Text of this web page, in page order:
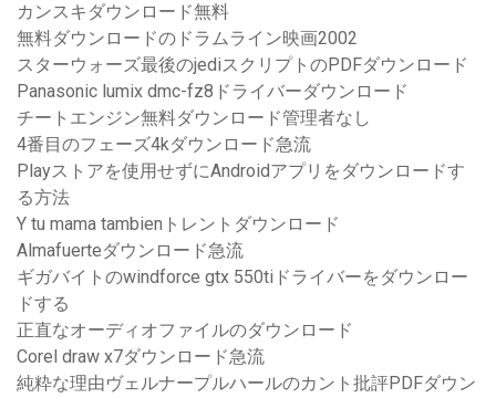
カンスキダウンロード無料
無料ダウンロードのドラムライン映画2002
スターウォーズ最後のjediスクリプトのPDFダウンロード
Panasonic lumix dmc-fz8ドライバーダウンロード
チートエンジン無料ダウンロード管理者なし
4番目のフェーズ4kダウンロード急流
Playストアを使用せずにAndroidアプリをダウンロードす
る方法
Y tu mama tambienトレントダウンロード
Almafuerteダウンロード急流
ギガバイトのwindforce gtx 550tiドライバーをダウンロー
ドする
正直なオーディオファイルのダウンロード
Corel draw x7ダウンロード急流
純粋な理由ヴェルナープルハールのカント批評PDFダウン